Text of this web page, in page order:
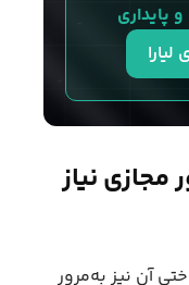
پایداری
نیاز
آن نیز به‌مرور